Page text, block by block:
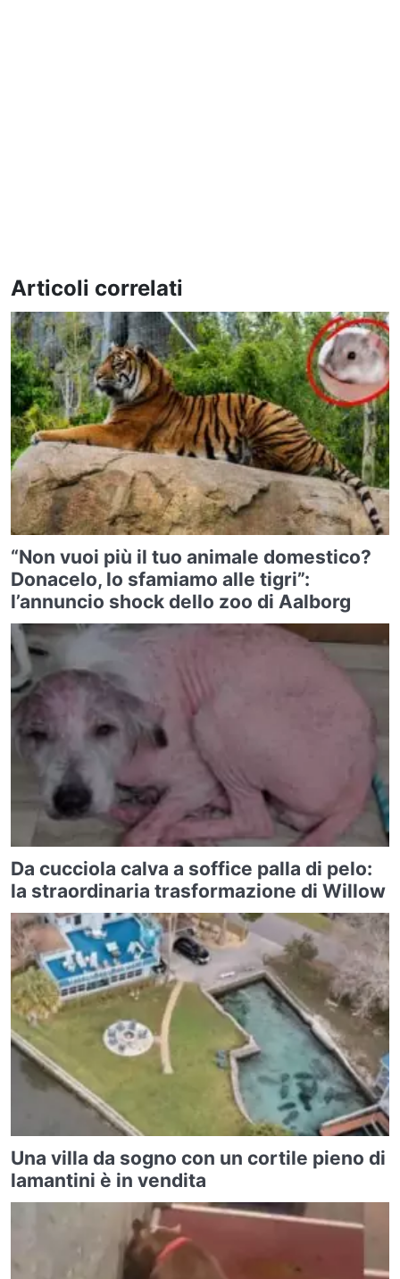
Articoli correlati
“Non vuoi più il tuo animale domestico?
Donacelo, lo sfamiamo alle tigri”:
l’annuncio shock dello zoo di Aalborg
Da cucciola calva a soffice palla di pelo:
la straordinaria trasformazione di Willow
Una villa da sogno con un cortile pieno di
lamantini è in vendita